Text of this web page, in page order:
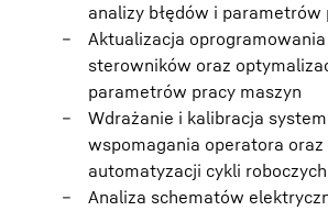
analizy błędów i parametrów
Aktualizacja oprogramowania
sterowników oraz
parametrów pracy maszyn
Wdrażanie i kalibracja
wspomagania operatora oraz
automatyzacji cykli
Analiza schematów